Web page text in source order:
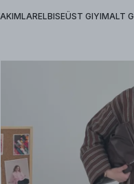
ELBISEÜST GIYIMALT